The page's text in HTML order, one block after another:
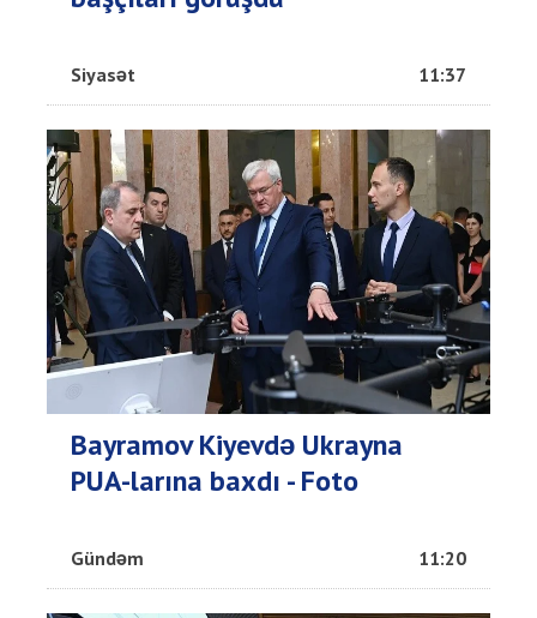
Siyasət 11:37
Bayramov Kiyevdə Ukrayna
PUA-larına baxdı - Foto
Gündəm 11:20